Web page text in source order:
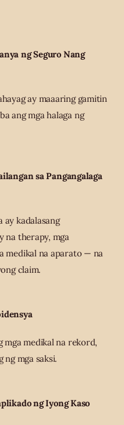
ng Seguro Nang
ay maaaring gamitin
ang mga halaga ng
sa Pangangalaga
ay kadalasang
na therapy, mga
medikal na aparato — na
claim.
mga medikal na rekord,
ng mga saksi.
ng Iyong Kaso